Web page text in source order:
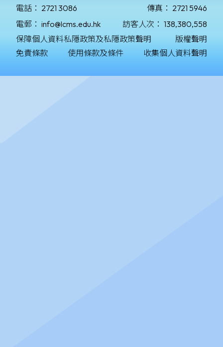
電話： 2721 3086 傳真： 2721 5946
電郵： info@lcms.edu.hk 訪客人次： 138,380,558
保障個人資料私隱政策及私隱政策聲明
版權聲明
免責條款
使用條款及條件 收集個人資料聲明